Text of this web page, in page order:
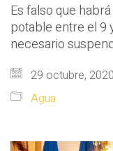
Es falso que
potable entre el 9
necesario
29 octubre, 2020
Agua